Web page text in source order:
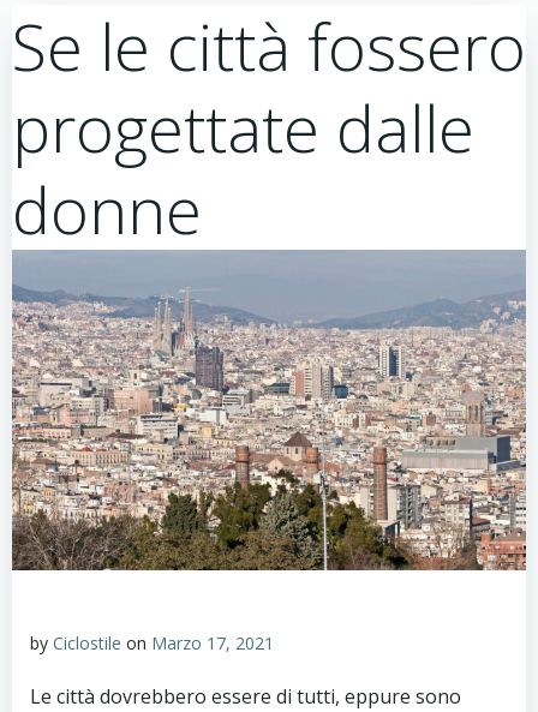
Se le città fossero
progettate dalle
donne
by Ciclostile on Marzo 17, 2021
Le città dovrebbero essere di tutti, eppure sono